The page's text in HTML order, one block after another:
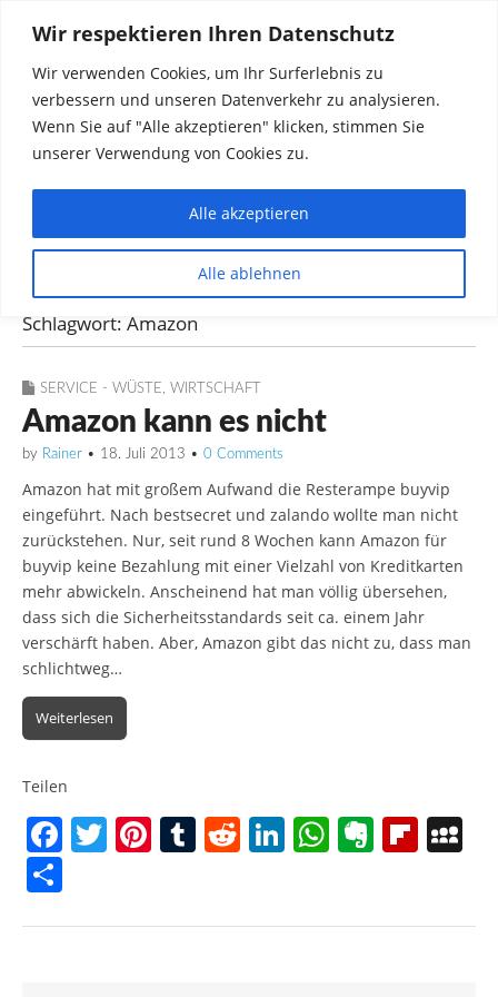
Wir respektieren Ihren Datenschutz
Wir verwenden Cookies, um Ihr Surferlebnis zu
verbessern und unseren Datenverkehr zu analysieren.
Wenn Sie auf "Alle akzeptieren" klicken, stimmen Sie
unserer Verwendung von Cookies zu.
Alle ablehnen
Alle akzeptieren
Rainer in Krawickel
Dinge die mich interessieren diskutieren
Schlagwort: Amazon
SERVICE - WÜSTE, WIRTSCHAFT
Amazon kann es nicht
by Rainer • 18. Juli 2013 • 0 Comments
Amazon hat mit großem Aufwand die Resterampe buyvip
eingeführt. Nach bestsecret und zalando wollte man nicht
zurückstehen. Nur, seit rund 8 Wochen kann Amazon für
buyvip keine Bezahlung mit einer Vielzahl von Kreditkarten
mehr abwickeln. Anscheinend hat man völlig übersehen,
dass sich die Sicherheitsstandards seit ca. einem Jahr
verschärft haben. Aber, Amazon gibt das nicht zu, dass man
schlichtweg…
Weiterlesen
Teilen
F
e
T
er
Pi
e
T
bl
R
di
Li
e
W
s
E
n
Fl
o p